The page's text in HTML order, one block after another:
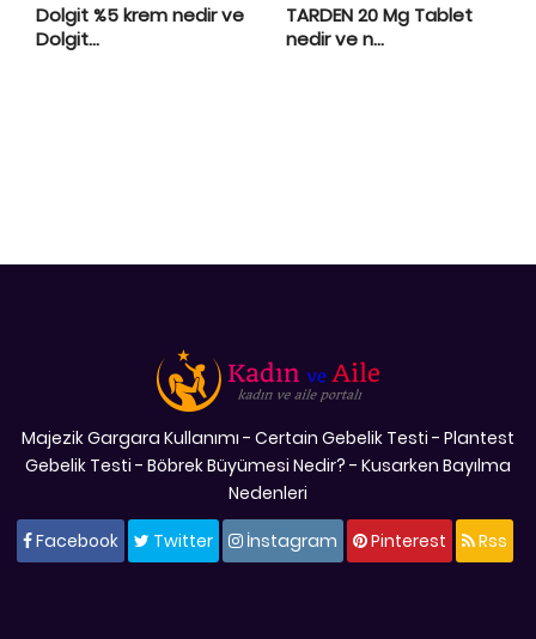
Dolgit %5 krem nedir ve
Dolgit...
TARDEN 20 Mg Tablet
nedir ve n...
Majezik Gargara Kullanımı - Certain Gebelik Testi - Plantest
Gebelik Testi - Böbrek Büyümesi Nedir? - Kusarken Bayılma
Nedenleri
Facebook
Twitter İnstagram Pinterest Rss